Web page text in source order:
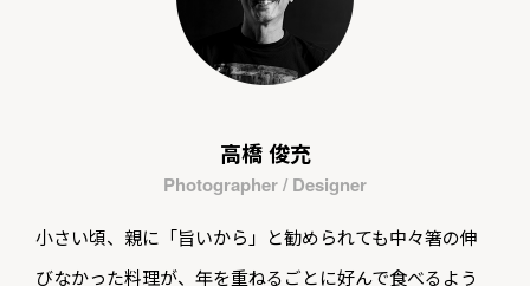
高橋 俊充
Photographer / Designer
小さい頃、親に「旨いから」と勧められても中々箸の伸
びなかった料理が、年を重ねるごとに好んで食べるよう